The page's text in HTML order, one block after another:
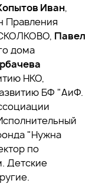
Иван,
Правления
Павел
дома
НКО,
БФ "АиФ.
"Нужна
по
Детские